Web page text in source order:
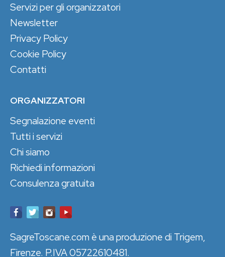
Servizi per gli organizzatori
Newsletter
Privacy Policy
Cookie Policy
Contatti
ORGANIZZATORI
Segnalazione eventi
Tutti i servizi
Chi siamo
Richiedi informazioni
Consulenza gratuita
SagreToscane.com è una produzione di Trigem,
Firenze. P.IVA 05722610481.